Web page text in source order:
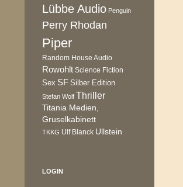
Lübbe Audio Penguin
Perry Rhodan
Piper
Random House Audio
Rowohlt Science Fiction
Sex SF Silber Edition
Stefan Wolf Thriller
Titania Medien,
Gruselkabinett
TKKG Ulf Blanck Ullstein
LOGIN